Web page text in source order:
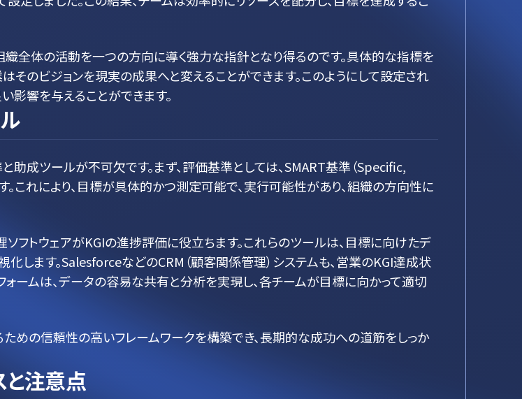
織全体の活動を一つの方向に導く強力な指針となり得るのです。具体的な指標を
そのビジョンを現実の成果へと変えることができます。このようにして設定され
影響を与えることができます。
成ツールが不可欠です。まず、評価基準としては、SMART基準（Specific,
れにより、目標が具体的かつ測定可能で、実行可能性があり、組織の方向性に
フトウェアがKGIの進捗評価に役立ちます。これらのツールは、目標に向けたデ
します。SalesforceなどのCRM（顧客関係管理）システムも、営業のKGI達成状
ォームは、データの容易な共有と分析を実現し、各チームが目標に向かって適切
めの信頼性の高いフレームワークを構築でき、長期的な成功への道筋をしっか
と注意点